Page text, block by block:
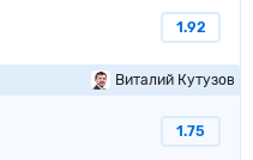
1.92
Виталий Кутузов
1.75